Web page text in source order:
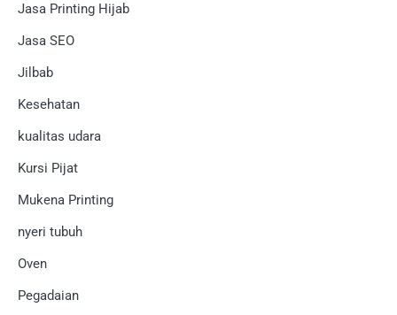
Jasa Printing Hijab
Jasa SEO
Jilbab
Kesehatan
kualitas udara
Kursi Pijat
Mukena Printing
nyeri tubuh
Oven
Pegadaian